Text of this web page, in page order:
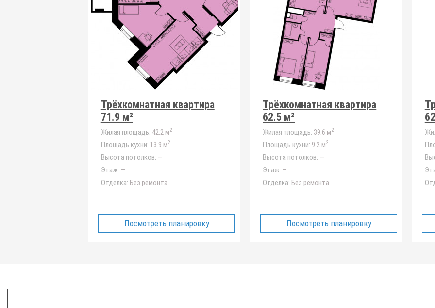
Трёхкомнатная квартира
71.9 м²
Жилая площадь: 42.2 м2
Площадь кухни: 13.9 м2
Высота потолков: —
Этаж: —
Отделка: Без ремонта
Посмотреть планировку
Трёхкомнатная квартира
62.5 м²
Жилая площадь: 39.6 м2
Площадь кухни: 9.2 м2
Высота потолков: —
Этаж: —
Отделка: Без ремонта
Посмотреть планировку